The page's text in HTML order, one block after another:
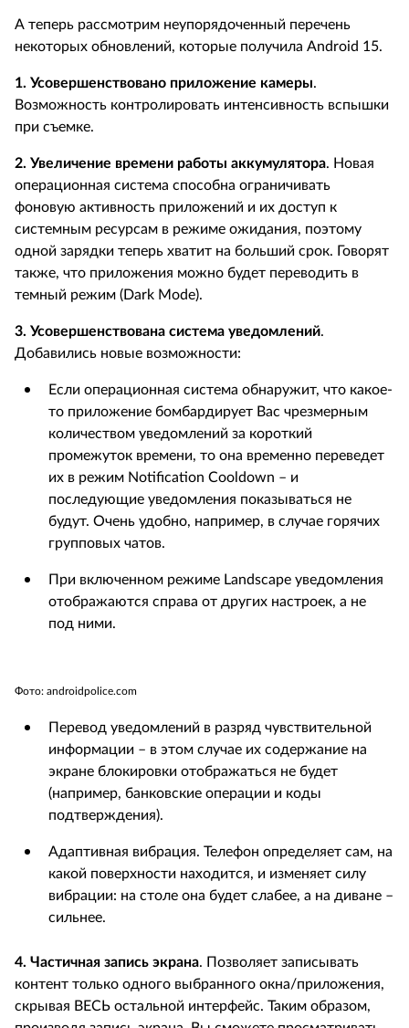
А теперь рассмотрим неупорядоченный перечень
некоторых обновлений, которые получила Android 15.
1. Усовершенствовано приложение камеры.
Возможность контролировать интенсивность вспышки
при съемке.
2. Увеличение времени работы аккумулятора. Новая
операционная система способна ограничивать
фоновую активность приложений и их доступ к
системным ресурсам в режиме ожидания, поэтому
одной зарядки теперь хватит на больший срок. Говорят
также, что приложения можно будет переводить в
темный режим (Dark Mode).
3. Усовершенствована система уведомлений.
Добавились новые возможности:
Если операционная система обнаружит, что какое-
то приложение бомбардирует Вас чрезмерным
количеством уведомлений за короткий
промежуток времени, то она временно переведет
их в режим Notification Cooldown – и
последующие уведомления показываться не
будут. Очень удобно, например, в случае горячих
групповых чатов.
При включенном режиме Landscape уведомления
отображаются справа от других настроек, а не
под ними.
Фото: androidpolice.com
Перевод уведомлений в разряд чувствительной
информации – в этом случае их содержание на
экране блокировки отображаться не будет
(например, банковские операции и коды
подтверждения).
Адаптивная вибрация. Телефон определяет сам, на
какой поверхности находится, и изменяет силу
вибрации: на столе она будет слабее, а на диване –
сильнее.
4. Частичная запись экрана. Позволяет записывать
контент только одного выбранного окна/приложения,
скрывая ВЕСЬ остальной интерфейс. Таким образом,